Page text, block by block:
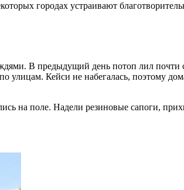
городах устраивают
В предыдущий день потоп лил
улицам. Кейси не набегалась, поэтому
на поле. Надели резиновые сапоги,